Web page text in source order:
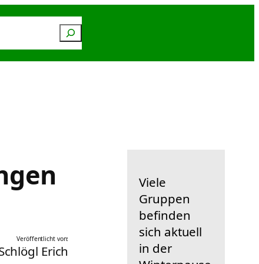
Suchen
Veröffentlicht von:
Erich
Viele
Gruppen
befinden
sich aktuell
in der